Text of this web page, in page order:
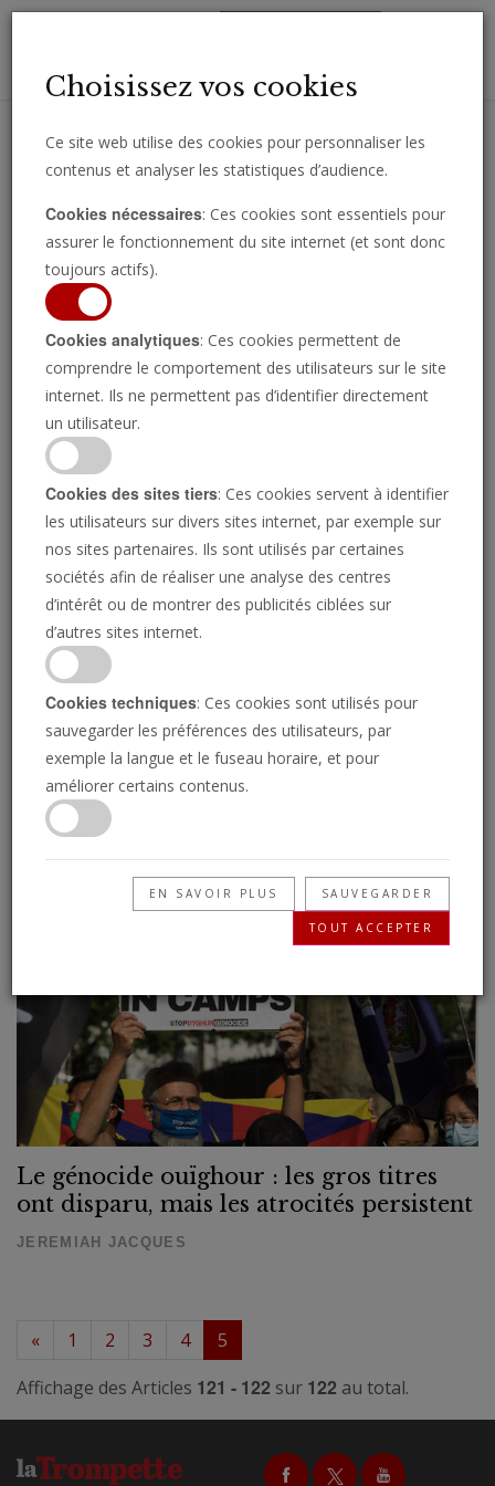
importantes directement par e-mail.
Asie
La Chine s'engage sur la voie de la
domination navale
ADAM JONES
Le génocide ouïghour : les gros titres
ont disparu, mais les atrocités persistent
JEREMIAH JACQUES
« 1 2 3 4
5
Affichage des Articles 121 - 122 sur 122 au total.
Choisissez vos cookies
Ce site web utilise des cookies pour personnaliser les
contenus et analyser les statistiques d’audience.
Cookies nécessaires: Ces cookies sont essentiels pour
assurer le fonctionnement du site internet (et sont donc
toujours actifs).
Cookies analytiques: Ces cookies permettent de
comprendre le comportement des utilisateurs sur le site
internet. Ils ne permettent pas d’identifier directement
un utilisateur.
Cookies des sites tiers: Ces cookies servent à identifier
les utilisateurs sur divers sites internet, par exemple sur
nos sites partenaires. Ils sont utilisés par certaines
sociétés afin de réaliser une analyse des centres
d’intérêt ou de montrer des publicités ciblées sur
d’autres sites internet.
Cookies techniques: Ces cookies sont utilisés pour
sauvegarder les préférences des utilisateurs, par
exemple la langue et le fuseau horaire, et pour
améliorer certains contenus.
EN SAVOIR PLUS SAUVEGARDER
TOUT ACCEPTER